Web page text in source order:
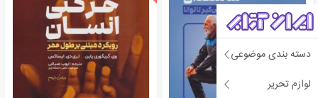
دسته بندی موضوعی
لوازم تحریر